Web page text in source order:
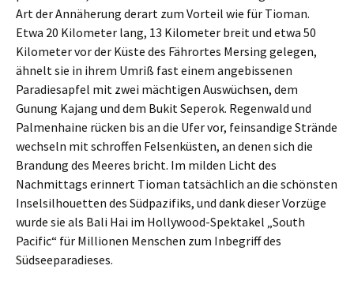
Art der Annäherung derart zum Vorteil wie für Tioman.
Etwa 20 Kilometer lang, 13 Kilometer breit und etwa 50
Kilometer vor der Küste des Fährortes Mersing gelegen,
ähnelt sie in ihrem Umriß fast einem angebissenen
Paradiesapfel mit zwei mächtigen Auswüchsen, dem
Gunung Kajang und dem Bukit Seperok. Regenwald und
Palmenhaine rücken bis an die Ufer vor, feinsandige Strände
wechseln mit schroffen Felsenküsten, an denen sich die
Brandung des Meeres bricht. Im milden Licht des
Nachmittags erinnert Tioman tatsächlich an die schönsten
Inselsilhouetten des Südpazifiks, und dank dieser Vorzüge
wurde sie als Bali Hai im Hollywood-Spektakel „South
Pacific“ für Millionen Menschen zum Inbegriff des
Südseeparadieses.